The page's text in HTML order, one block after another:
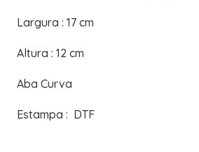
Largura : 17 cm
Altura : 12 cm
Aba Curva
Estampa : DTF